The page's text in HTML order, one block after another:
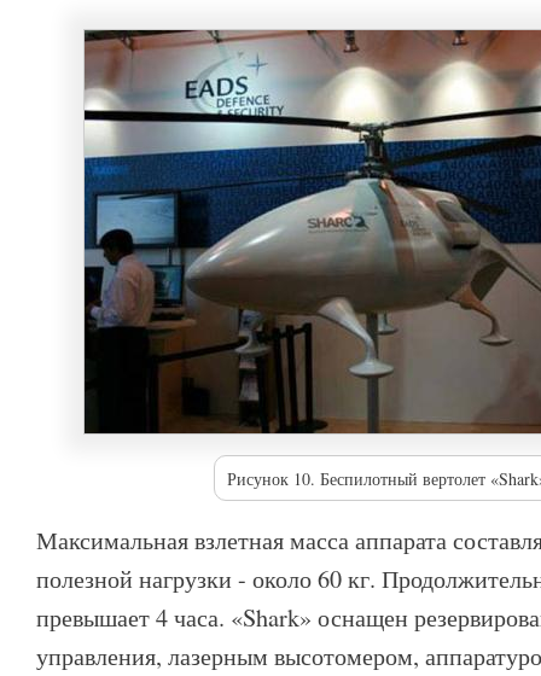
Рисунок 10. Беспилотный вертолет
Максимальная взлетная масса аппарата
полезной нагрузки - около 60 кг.
превышает 4 часа. «Shark» оснащен
управления, лазерным высотомером,